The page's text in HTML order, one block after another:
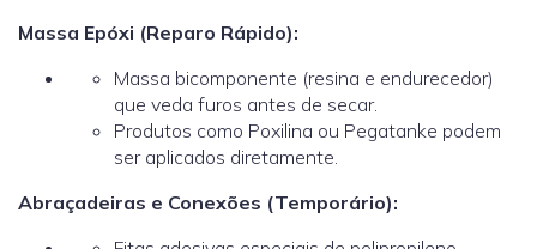
Massa Epóxi (Reparo Rápido):
Massa bicomponente (resina e endurecedor)
que veda furos antes de secar.
Produtos como Poxilina ou Pegatanke podem
ser aplicados diretamente.
Abraçadeiras e Conexões (Temporário):